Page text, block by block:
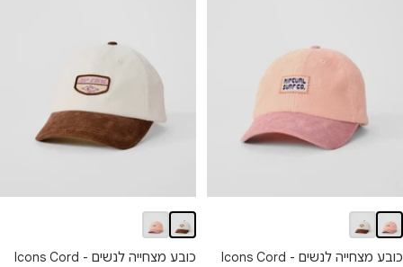
כובע מצחייה לנשים - Icons Cord
כובע מצחייה לנשים - Icons Cord